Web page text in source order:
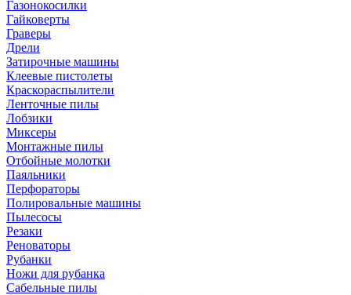
Газонокосилки
Гайковерты
Граверы
Дрели
Затирочные машины
Клеевые пистолеты
Краскораспылители
Ленточные пилы
Лобзики
Миксеры
Монтажные пилы
Отбойные молотки
Паяльники
Перфораторы
Полировальные машины
Пылесосы
Резаки
Реноваторы
Рубанки
Ножи для рубанка
Сабельные пилы